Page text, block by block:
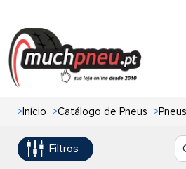
Início
Pneus
>Início >Catálogo de Pneus >
Filtros